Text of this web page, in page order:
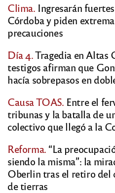
Clima. Ingresarán
Córdoba y piden
precauciones
Día 4.Tragedia en Altas
testigos afirman que
hacía sobrepasos en
Causa TOAS. Entre el
tribunas y la batalla de
colectivo que llegó a la
Reforma. “La
siendo la misma”: la
Oberlin tras el retiro del
de tierras